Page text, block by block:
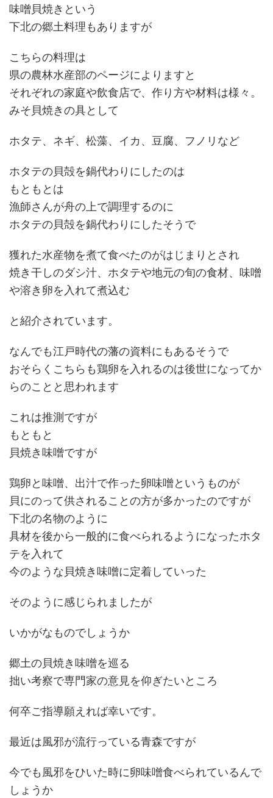
味噌貝焼きという
下北の郷土料理もありますが
こちらの料理は
県の農林水産部のページによりますと
それぞれの家庭や飲食店で、作り方や材料は様々。
みそ貝焼きの具として
ホタテ、ネギ、松藻、イカ、豆腐、フノリなど
ホタテの貝殻を鍋代わりにしたのは
もともとは
漁師さんが舟の上で調理するのに
ホタテの貝殻を鍋代わりにしたそうで
獲れた水産物を煮て食べたのがはじまりとされ
焼き干しのダシ汁、ホタテや地元の旬の食材、味噌
や溶き卵を入れて煮込む
と紹介されています。
なんでも江戸時代の藩の資料にもあるそうで
おそらくこちらも鶏卵を入れるのは後世になってか
らのことと思われます
これは推測ですが
もともと
貝焼き味噌ですが
鶏卵と味噌、出汁で作った卵味噌というものが
貝にのって供されることの方が多かったのですが
下北の名物のように
具材を後から一般的に食べられるようになったホタ
テを入れて
今のような貝焼き味噌に定着していった
そのように感じられましたが
いかがなものでしょうか
郷土の貝焼き味噌を巡る
拙い考察で専門家の意見を仰ぎたいところ
何卒ご指導願えれば幸いです。
最近は風邪が流行っている青森ですが
今でも風邪をひいた時に卵味噌食べられているんで
しょうか